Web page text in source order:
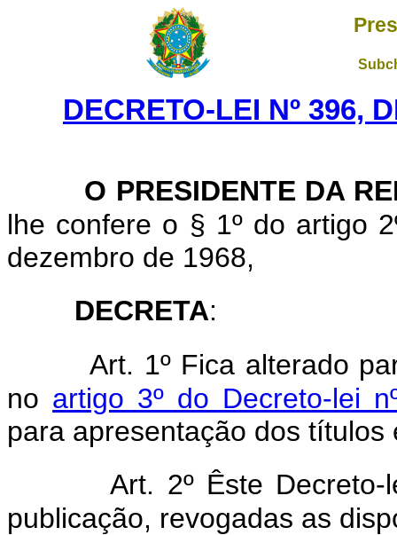
DECRETO-LEI Nº 396,
O PRESIDENTE DA
lhe confere o § 1º do artigo
dezembro de 1968,
DECRETA:
Art. 1º Fica alterado
no artigo 3º do Decreto-lei
para apresentação dos títulos
Art. 2º Êste Decreto-
publicação, revogadas as